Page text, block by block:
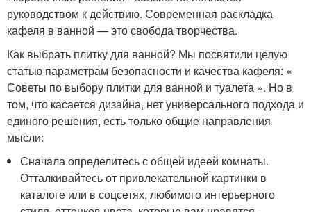
руководством к действию. Современная раскладка
кафеля в ванной — это свобода творчества.
Как выбрать плитку для ванной? Мы посвятили целую
статью параметрам безопасности и качества кафеля: «
Советы по выбору плитки для ванной и туалета ». Но в
том, что касается дизайна, нет универсального подхода и
единого решения, есть только общие направления
мысли:
Сначала определитесь с общей идеей комнаты.
Отталкивайтесь от привлекательной картинки в
каталоге или в соцсетях, любимого интерьерного